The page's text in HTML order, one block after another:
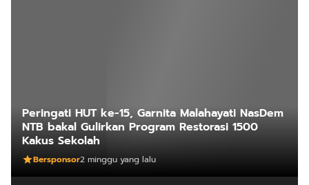
Peringati HUT ke-15, Garnita Malahayati NasDem
NTB bakal Gulirkan Program Restorasi 1500
Kakus Sekolah
Bersponsor2 minggu yang lalu